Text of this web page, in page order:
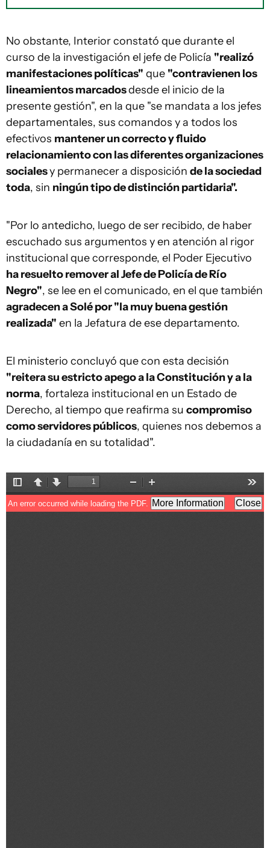
No obstante, Interior constató que durante el
curso de la investigación el jefe de Policía "realizó
manifestaciones políticas" que "contravienen los
lineamientos marcadosdesde el inicio de la
presente gestión", en la que "se mandata a los jefes
departamentales, sus comandos y a todos los
efectivos mantener un correcto y fluido
relacionamiento con las diferentes organizaciones
socialesy permanecer a disposición de la sociedad
toda, sin ningún tipo de distinción partidaria".
"Por lo antedicho, luego de ser recibido, de haber
escuchado sus argumentos y en atención al rigor
institucional que corresponde, el Poder Ejecutivo
ha resuelto remover al Jefe de Policía de Río
Negro", se lee en el comunicado, en el que también
agradecen a Solé por "la muy buena gestión
realizada" en la Jefatura de ese departamento.
El ministerio concluyó que con esta decisión
"reitera su estricto apego a la Constitución y a la
norma, fortaleza institucional en un Estado de
Derecho, al tiempo que reafirma su compromiso
como servidores públicos, quienes nos debemos a
la ciudadanía en su totalidad".